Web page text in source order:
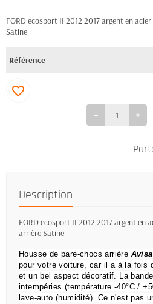
FORD ecosport II 2012 2017 argent en
Satine
Référence
favorite_border
Description
FORD ecosport II 2012 2017 argent en
arrière Satine
Housse de pare-chocs arrière Avisa
pour votre voiture, car il a à la fois
et un bel aspect décoratif. La
intempéries (température -40°C /
lave-auto (humidité). Ce n'est pas